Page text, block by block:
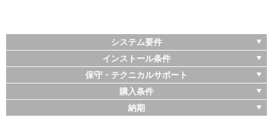
システム要件
インストール条件
保守・テクニカルサポート
購入条件
納期